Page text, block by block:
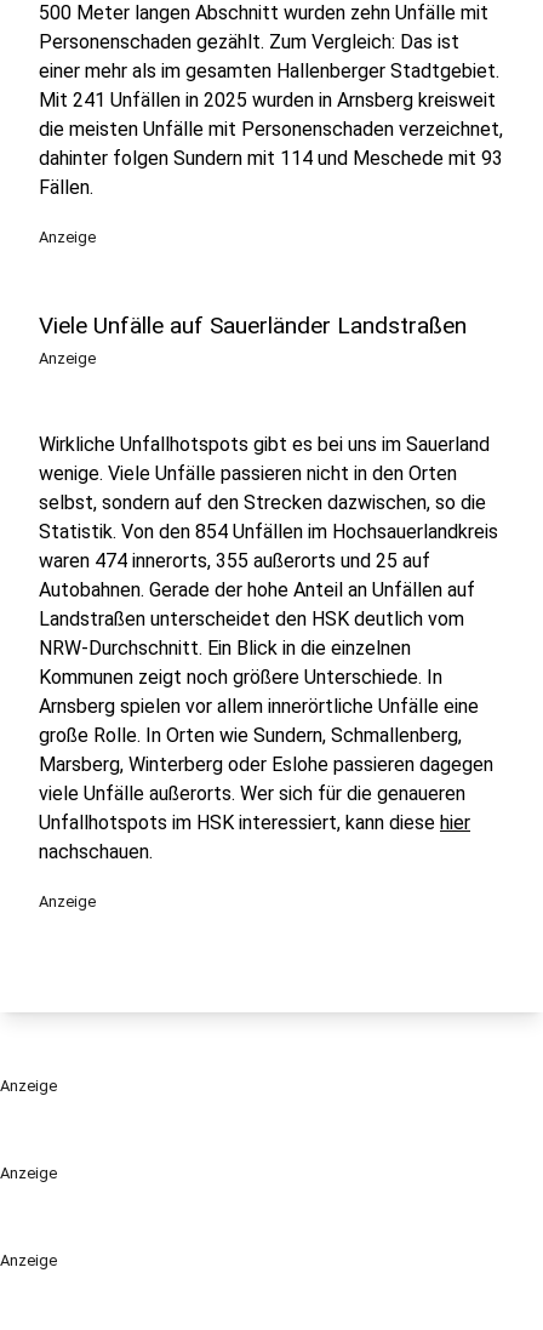
Anzeige
Anzeige
500 Meter langen Abschnitt wurden zehn Unfälle mit
Personenschaden gezählt. Zum Vergleich: Das ist
einer mehr als im gesamten Hallenberger Stadtgebiet.
Mit 241 Unfällen in 2025 wurden in Arnsberg kreisweit
die meisten Unfälle mit Personenschaden verzeichnet,
dahinter folgen Sundern mit 114 und Meschede mit 93
Fällen.
Anzeige
Viele Unfälle auf Sauerländer Landstraßen
Anzeige
Wirkliche Unfallhotspots gibt es bei uns im Sauerland
wenige. Viele Unfälle passieren nicht in den Orten
selbst, sondern auf den Strecken dazwischen, so die
Statistik. Von den 854 Unfällen im Hochsauerlandkreis
waren 474 innerorts, 355 außerorts und 25 auf
Autobahnen. Gerade der hohe Anteil an Unfällen auf
Landstraßen unterscheidet den HSK deutlich vom
NRW-Durchschnitt. Ein Blick in die einzelnen
Kommunen zeigt noch größere Unterschiede. In
Arnsberg spielen vor allem innerörtliche Unfälle eine
große Rolle. In Orten wie Sundern, Schmallenberg,
Marsberg, Winterberg oder Eslohe passieren dagegen
viele Unfälle außerorts. Wer sich für die genaueren
Unfallhotspots im HSK interessiert, kann diese hier
nachschauen.
Anzeige
Anzeige